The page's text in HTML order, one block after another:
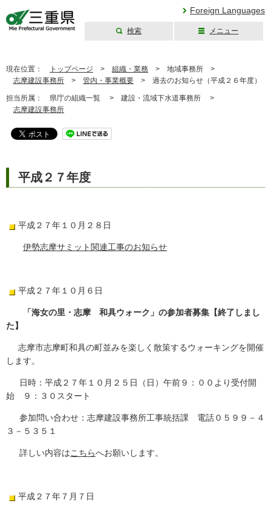
Foreign Languages
検索 メニュー
現在位置： トップページ > 組織・業務 > 地域事務所 >
志摩建設事務所 > 管内・事業概要 > 過去のお知らせ（平成２６年度）
担当所属： 県庁の組織一覧 > 建設・流域下水道事務所 >
志摩建設事務所
平成２７年度
平成２７年１０月２８日
伊勢志摩サミット関連工事のお知らせ
平成２７年１０月６日
「海女の里・志摩 和具ウォーク」の参加者募集【終了しまし
た】
志摩市志摩町和具の町並みを楽しく散策するウォーキングを開催
します。
日時：平成２７年１０月２５日（日）午前９：００より受付開
始 ９：３０スタート
参加問い合わせ：志摩建設事務所工事統括課 電話０５９９－４
３－５３５１
詳しい内容はこちらへお願いします。
平成２７年７月７日